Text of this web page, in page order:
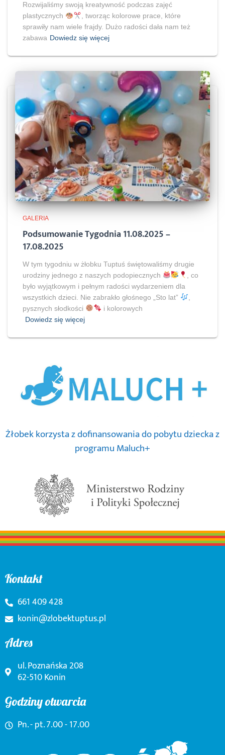
Rozwijaliśmy swoją kreatywność podczas zajęć
plastycznych
, tworząc kolorowe prace, które
sprawiły nam wiele frajdy. Dużo radości dała nam też
zabawa Dowiedz się więcej
GALERIA
Podsumowanie Tygodnia 11.08.2025 –
17.08.2025
W tym tygodniu w żłobku Tuptuś świętowaliśmy drugie
urodziny jednego z naszych podopiecznych
, co
było wyjątkowym i pełnym radości wydarzeniem dla
wszystkich dzieci. Nie zabrakło głośnego „Sto lat”
pysznych słodkości
i kolorowych
Dowiedz się więcej
Żłobek korzysta z dofinansowania do pobytu dziecka z
programu Maluch+
Kontakt
661 409 428
konin@zlobektuptus.pl
Adres
ul. Poznańska 208
62-510 Konin
Godziny otwarcia
Pn. - pt. 7.00 - 17.00